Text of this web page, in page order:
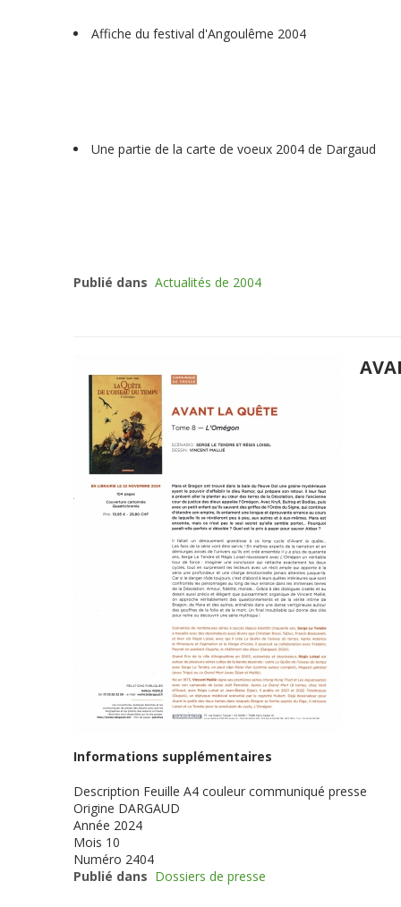
Affiche du festival d'Angoulême 2004
Une partie de la carte de voeux 2004 de Dargaud
Publié dans Actualités de 2004
Informations supplémentaires
Description Feuille A4 couleur communiqué presse
Origine DARGAUD
Année 2024
Mois 10
Numéro 2404
Publié dans Dossiers de presse